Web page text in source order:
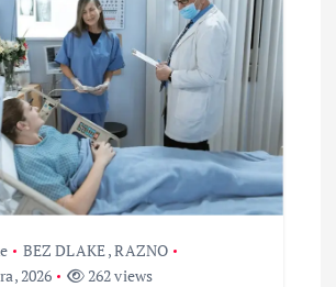
BEZ DLAKE,RAZNO
2026
262 views